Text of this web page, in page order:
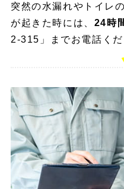
突然の水漏れやトイレ
が起きた時には、 24時
2-315」までお電話くだ